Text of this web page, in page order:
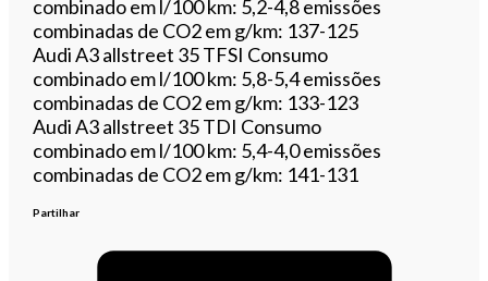
combinado em l/100 km: 5,2-4,8 emissões
combinadas de CO2 em g/km: 137-125
Audi A3 allstreet 35 TFSI Consumo
combinado em l/100 km: 5,8-5,4 emissões
combinadas de CO2 em g/km: 133-123
Audi A3 allstreet 35 TDI Consumo
combinado em l/100 km: 5,4-4,0 emissões
combinadas de CO2 em g/km: 141-131
Partilhar